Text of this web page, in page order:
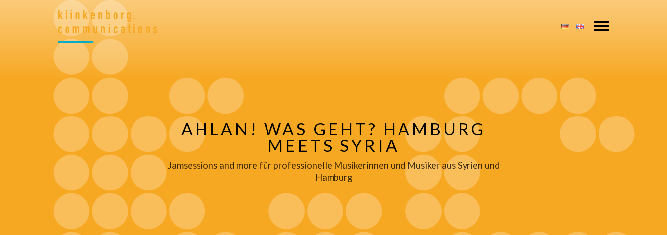
AHLAN! WAS GEHT? HAMBURG
MEETS SYRIA
Jamsessions and more für professionelle Musikerinnen und Musiker aus Syrien und
Hamburg